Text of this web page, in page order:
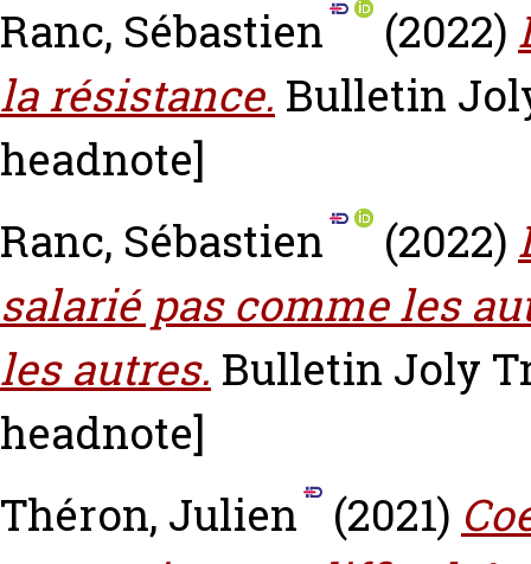
Ranc, Sébastien
(2022)
la résistance. Bulletin
headnote]
Ranc, Sébastien
(2022)
salarié pas comme les
les autres. Bulletin Joly
headnote]
Théron, Julien
(2021)